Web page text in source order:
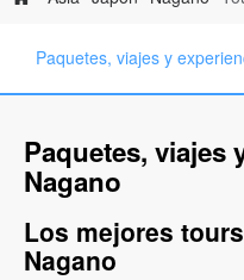
Paquetes, viajes y
Paquetes, viajes
Nagano
Los mejores
Nagano